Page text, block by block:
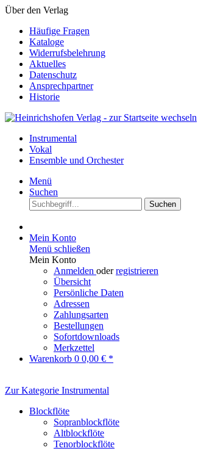
Über den Verlag
Häufige Fragen
Kataloge
Widerrufsbelehrung
Aktuelles
Datenschutz
Ansprechpartner
Historie
Instrumental
Vokal
Ensemble und Orchester
Menü
Suchen
Suchen
Mein Konto
Menü schließen
Mein Konto
Anmelden oderregistrieren
Übersicht
Persönliche Daten
Adressen
Zahlungsarten
Bestellungen
Sofortdownloads
Merkzettel
Warenkorb 0 0,00 € *
Zur Kategorie Instrumental
Blockflöte
Sopranblockflöte
Altblockflöte
Tenorblockflöte